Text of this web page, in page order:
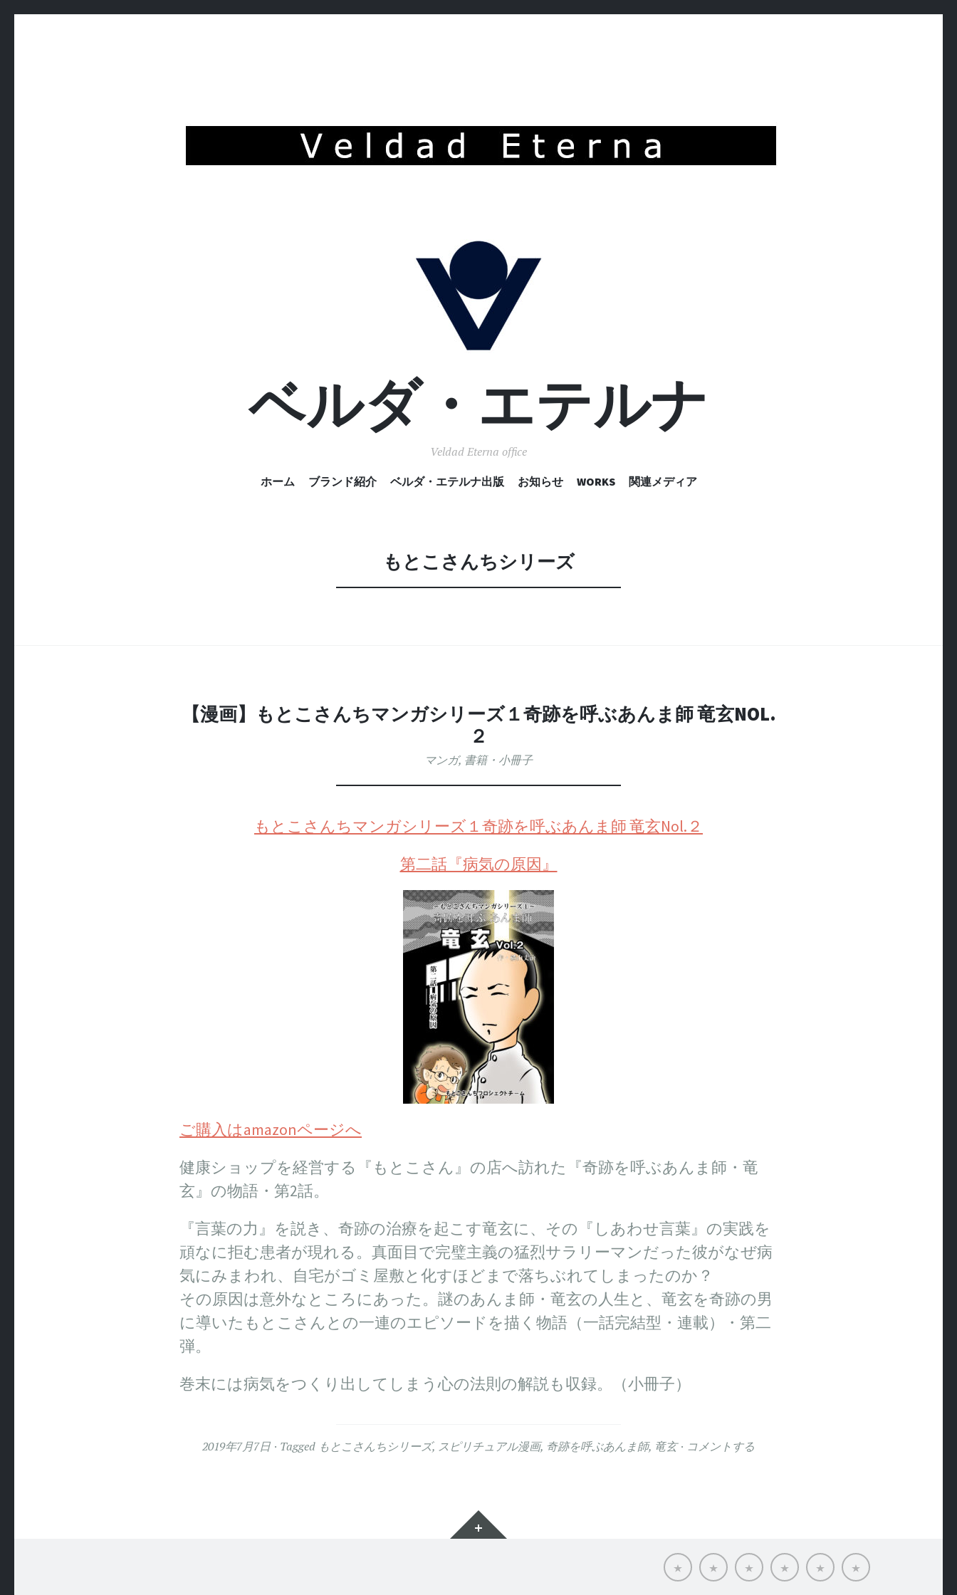
ベルダ・エテルナ
Veldad Eterna office
コ
へ
移
ホーム ブランド紹介 ベルダ・エテルナ出版 お知らせ WORKS 関連メディア
もとこさんちシリーズ
【漫画】もとこさんちマンガシリーズ１奇跡を呼ぶあんま師 竜玄NOL.
２
マンガ, 書籍・小冊子
もとこさんちマンガシリーズ１奇跡を呼ぶあんま師 竜玄Nol.２
第二話『病気の原因』
ご購入はamazonページへ
健康ショップを経営する『もとこさん』の店へ訪れた『奇跡を呼ぶあんま師・竜
玄』の物語・第2話。
『言葉の力』を説き、奇跡の治療を起こす竜玄に、その『しあわせ言葉』の実践を
頑なに拒む患者が現れる。真面目で完璧主義の猛烈サラリーマンだった彼がなぜ病
気にみまわれ、自宅がゴミ屋敷と化すほどまで落ちぶれてしまったのか？
その原因は意外なところにあった。謎のあんま師・竜玄の人生と、竜玄を奇跡の男
に導いたもとこさんとの一連のエピソードを描く物語（一話完結型・連載）・第二
弾。
巻末には病気をつくり出してしまう心の法則の解説も収録。（小冊子）
2019年7月7日 Tagged もとこさんちシリーズ, スピリチュアル漫画, 奇跡を呼ぶあんま師, 竜玄 コメントする
ウ
ィ
ホ
ー
ム
ブ
ラ
ン
ベ
ル
ダ・
お
知
ら
Works 関
連
メ